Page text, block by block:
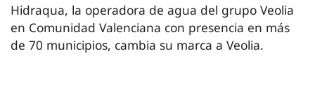
Hidraqua, la operadora de agua del grupo Veolia
en Comunidad Valenciana con presencia en más
de 70 municipios, cambia su marca a Veolia.